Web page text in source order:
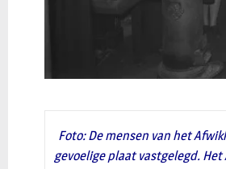
Foto: De mensen van het
gevoelige plaat vastgelegd.